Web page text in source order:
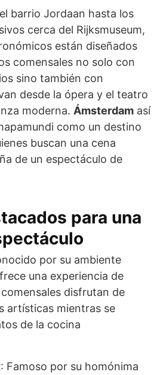
barrio Jordaan hasta los
cerca del Rijksmuseum,
están diseñados
comensales no solo con
sino también con
desde la ópera y el teatro
moderna. Ámsterdam así
como un destino
buscan una cena
de un espectáculo de
para una
por su ambiente
una experiencia de
disfrutan de
artísticas mientras se
de la cocina
: Famoso por su homónima